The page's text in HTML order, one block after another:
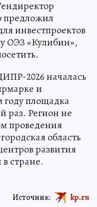
предложил
инвестпроектов
ОЭЗ «Кулибин»,
2026 началась
и
году площадка
раз. Регион не
проведения
область
развития
стране.
Источник: kp.ru